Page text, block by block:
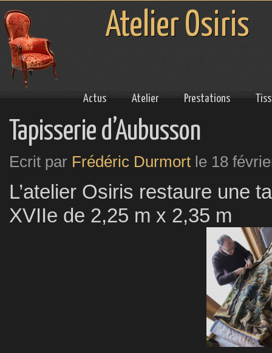
Atelier Osiris
Actus Atelier Prestations
Tapisserie d’Aubusson
Ecrit par Frédéric Durmort le 18
L’atelier Osiris restaure une
XVIIe de 2,25 m x 2,35 m